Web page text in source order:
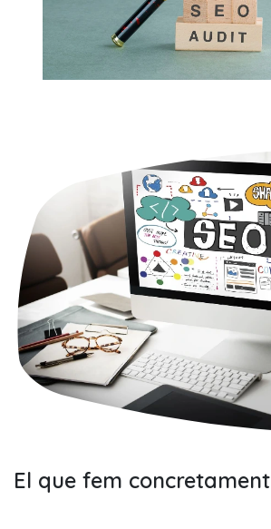
El que fem concretament